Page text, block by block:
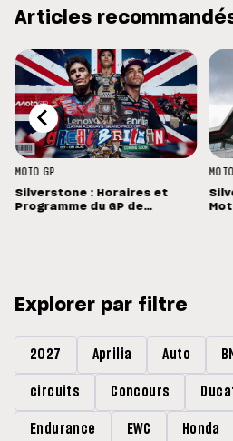
Articles
MOTO GP
Silverstone : Horaires et
Programme du GP de
Explorer par filtre
2027 Aprilia Auto
circuits Concours
Endurance EWC Honda